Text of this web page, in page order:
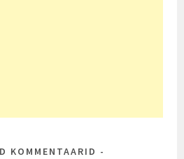
KOMMENTAARID